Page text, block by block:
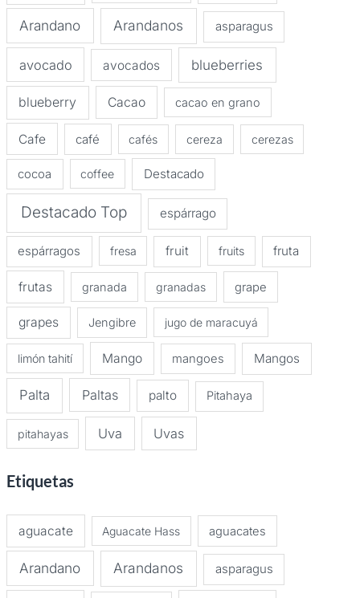
Arandano Arandanos asparagus
avocado avocados blueberries
blueberry Cacao cacao en grano
Cafe café cafés cereza cerezas
cocoa coffee Destacado
Destacado Top espárrago
espárragos fresa fruit fruits fruta
frutas granada granadas grape
grapes Jengibre jugo de maracuyá
limón tahití Mango mangoes Mangos
Palta Paltas palto Pitahaya
pitahayas Uva Uvas
Etiquetas
aguacate Aguacate Hass aguacates
Arandano Arandanos asparagus